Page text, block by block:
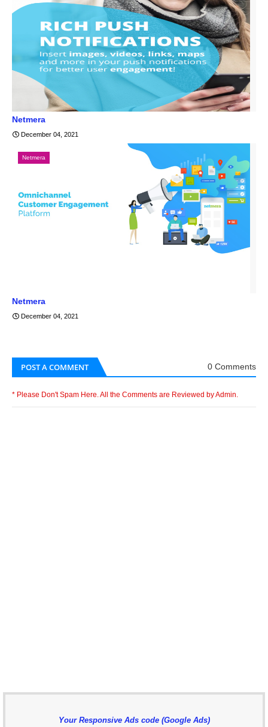
Netmera
December 04, 2021
Netmera
Netmera
December 04, 2021
POST A COMMENT 0 Comments
* Please Don't Spam Here. All the Comments are Reviewed by Admin.
Your Responsive Ads code (Google Ads)